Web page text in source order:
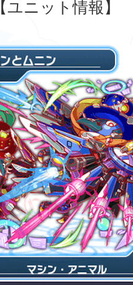
【ユニット情報】